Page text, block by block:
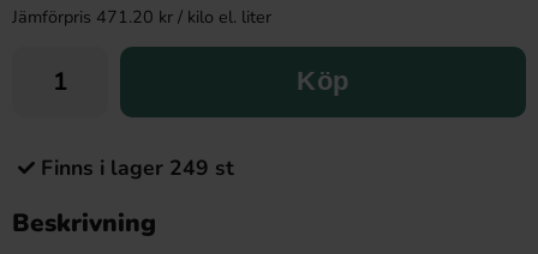
Jämförpris 471.20 kr / kilo el. liter
Köp
Finns i lager 249 st
Beskrivning